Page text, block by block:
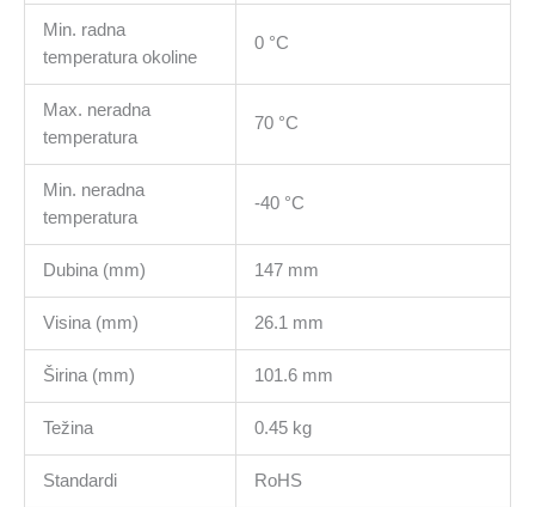
Min. radna
temperatura okoline
0 °C
Max. neradna
temperatura
70 °C
Min. neradna
temperatura
-40 °C
Dubina (mm) 147 mm
Visina (mm) 26.1 mm
Širina (mm) 101.6 mm
Težina 0.45 kg
Standardi RoHS